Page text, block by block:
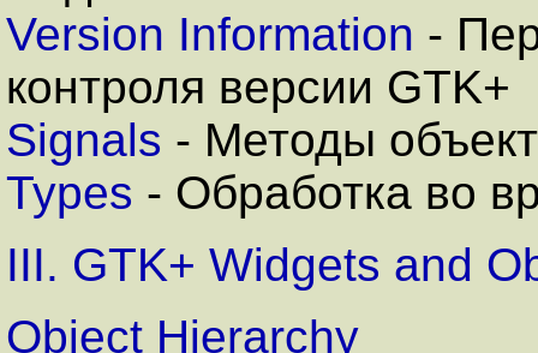
Version Information -
контроля версии GTK+
Signals - Методы
Types - Обработка во
III. GTK+ Widgets and
Object Hierarchy